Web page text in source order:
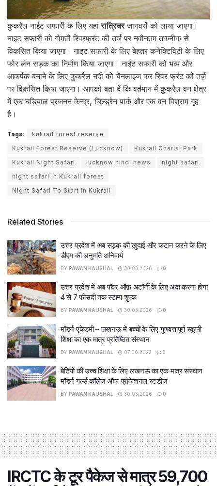
कुकरैल नाईट सफारी के लिए यहांरात्रिचरजानवरों को लाया जाएगा।
नाइट सफारी को गोमती रिवरफ्रंट की तर्ज पर नवीनतम तकनीक से
विकसित किया जाएगा। नाइट सफारी के लिए बेहतर कनेक्टिविटी के लिए
फोर लेन सड़क का निर्माण किया जाएगा। नाईट सफारी को भव्य और
आकर्षक बनाने के लिए कुकरैल नदी को चैनलाइज कर रिवर फ्रंट की तर्ज़
पर विकसित किया जाएगा। आपको बता दें कि वर्तमान में कुकरैल वन क्षेत्र
में एक घड़ियाल प्रजनन केन्द्र, चिल्ड्रेन पार्क और एक वन विश्राम गृह
है।
Tags:
kukrail forest reserve
Kukrail Forest Reserve (Lucknow)
Kukrail Gharial Park
Kukrail Night Safari
lucknow hindi news
night safari
night safari in Kukrail forest
Night Safari To Start In Kukrail
Related Stories
उत्तर प्रदेश में अब सड़क की खुदाई और कटान करने के लिए
डीएम की अनुमति अनिवार्य
BY PAWAN KAUSHAL 30.03.2026 0
उत्तर प्रदेश में अब पॉवर ऑफ़ अटॉर्नी के लिए अदा करना होगा
4 से 7 फीसदी तक स्टाम्प शुल्क
BY PAWAN KAUSHAL 30.03.2026 0
मॉडर्न एकेडमी – लखनऊ में बच्चों के लिए गुणवत्तापूर्ण स्कूली
शिक्षा का एक मात्र प्रतिष्ठित संस्थान
BY PAWAN KAUSHAL 07.06.2023 0
बेटियों की उच्च शिक्षा के लिए लखनऊ का एक मात्र संस्थान
मॉडर्न गर्ल्स कॉलेज ऑफ प्रोफेशनल स्टडीज
BY PAWAN KAUSHAL 30.03.2026 0
IRCTC के टूर पैकेज से मात्र 59,700